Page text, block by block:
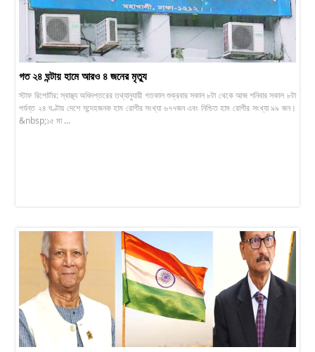
গত ২৪ ঘন্টায় হামে আরও ৪ জনের মৃত্যু
স্টাফ রিপোর্টার: স্বাস্থ্য অধিদপ্তরের তথ্যানুযায়ী গতকাল শুক্রবার সকাল ৮টা থেকে আজ শনিবার সকাল ৮টা
পর্যন্ত ২৪ ঘণ্টায় দেশে সন্দেহজনক হাম রোগীর সংখ্যা ৬৭৭জন এবং নিশ্চিত হাম রোগীর সংখ্যা ৯৯ জন।
&nbsp;১৫ মা ...